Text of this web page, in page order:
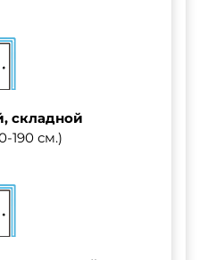
складной
190 см.)